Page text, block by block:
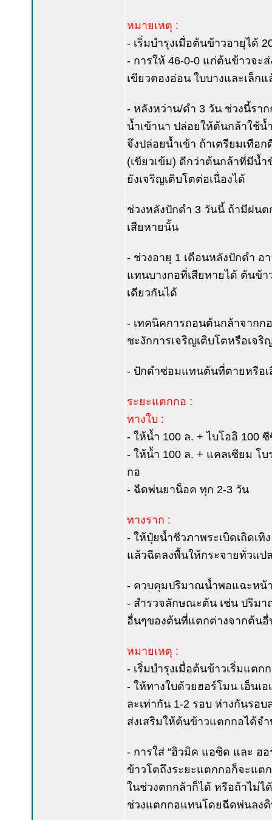
หมายเหตุ :
- เริ่มบำรุงเมื่อต้นข้าวอายุได้
- การให้ 46-0-0 แก่ต้นข้าวจะ
เขียวตองอ่อน ใบบางและเล็ก
- หลังหว่าน/ดำ 3 วัน ช่วงนี้รา
น้ำเข้านา ปล่อยให้ต้นกล้าใช้น้
จึงปล่อยน้ำเข้า ถ้าเตรียมเทือ
(เขียวเข้ม) ดีกว่าต้นกล้าที่มีน้
ยังเจริญเติบโตต่อเนื่องได้
ช่วงหลังปักดำ 3 วันนี้ ถ้ามีฝน
เสียหายนั้น
- ช่วงอายุ 1 เดือนหลังปักดำ
แทนบางกอที่เสียหายได้ ต้นข้
เดียวกันได้
- เทคนิคการถอนต้นกล้าจากก
ชะงักการเจริญเติบโตหรือเจริ
- ปักดำซ่อมแทนต้นที่ตายหรือ
ระยะแตกกอ :
ทางใบ :
- ให้น้ำ 100 ล. + ไบโออิ 100
- ให้น้ำ 100 ล. + แคลเซียม โ
กอ
- ฉีดพ่นยาน็อค ทุก 2-3 วัน
ทางราก :
- ให้ปุ๋ยน้ำชีวภาพระเบิดเถิดเ
แล้วฉีดลงพื้นให้กระจายทั่วแป
- ควบคุมปริมาณน้ำพอแฉะหน้
- สำรวจลักษณะต้น เช่น ปริม
อื่นๆของต้นที่แตกต่างจากต้น
หมายเหตุ :
- เริ่มบำรุงเมื่อต้นข้าวเริ่มแตก
- ให้ทางใบด้วยฮอร์โมน เอ็นเ
ละเท่ากัน 1-2 รอบ ห่างกันรอ
ส่งเสริมให้ต้นข้าวแตกกอได้จ
- การใส่ “ฮิวมิค แอซิด และ ฮ
ข้าวโตถึงระยะแตกกอก็จะแต
ในช่วงตกกล้าก็ได้ หรือถ้าไม่ไ
ช่วงแตกกอแทนโดยฉีดพ่นลง